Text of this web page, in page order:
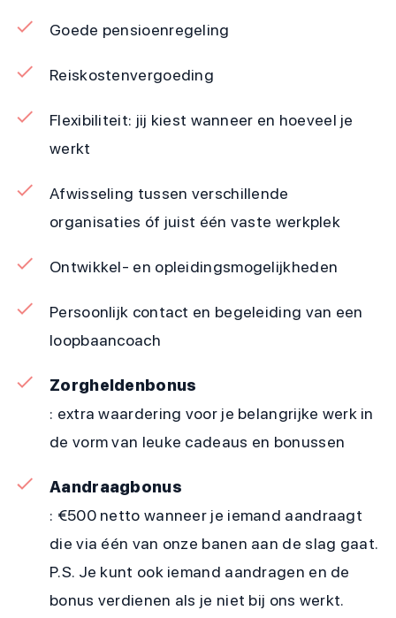
Goede pensioenregeling
Reiskostenvergoeding
Flexibiliteit: jij kiest wanneer en hoeveel je
werkt
Afwisseling tussen verschillende
organisaties óf juist één vaste werkplek
Ontwikkel- en opleidingsmogelijkheden
Persoonlijk contact en begeleiding van een
loopbaancoach
Zorgheldenbonus
: extra waardering voor je belangrijke werk in
de vorm van leuke cadeaus en bonussen
Aandraagbonus
: €500 netto wanneer je iemand aandraagt
die via één van onze banen aan de slag gaat.
P.S. Je kunt ook iemand aandragen en de
bonus verdienen als je niet bij ons werkt.